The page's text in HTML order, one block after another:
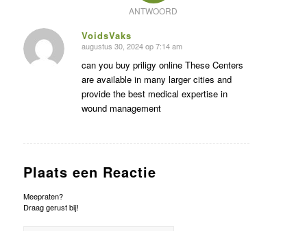
ANTWOORD
VoidsVaks
zegt:
augustus 30, 2024 op 7:14 am
can you buy priligy online These Centers
are available in many larger cities and
provide the best medical expertise in
wound management
Plaats een Reactie
Meepraten?
Draag gerust bij!